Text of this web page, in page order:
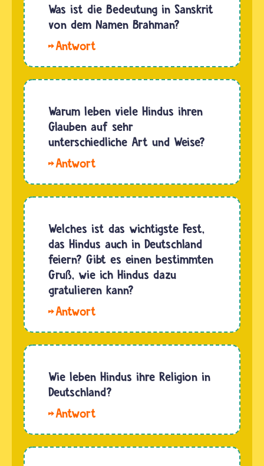
Was ist die Bedeutung in Sanskrit
von dem Namen Brahman?
Die
des
Wortes
Brahman
(brh),
was so
viel
wie
„wachsen"
oder
„ausdehnen".
Im…
Warum leben viele Hindus ihren
Glauben auf sehr
unterschiedliche Art und Weise?
Religion
Menschen
ihren
Glauben
auf sehr
unterschiedliche
Art und
Weise.
Das
hängt
vielen
Dingen…
Welches ist das wichtigste Fest,
das Hindus auch in Deutschland
feiern? Gibt es einen bestimmten
Gruß, wie ich Hindus dazu
gratulieren kann?
Hindu-
haben
tatsächlich
bestimmten
Gegenden
eine
Wie leben Hindus ihre Religion in
Deutschland?
in